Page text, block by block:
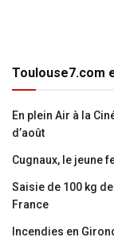
Toulouse7.com
En plein Air à la
d’août
Cugnaux, le jeune
Saisie de 100 kg
France
Incendies en